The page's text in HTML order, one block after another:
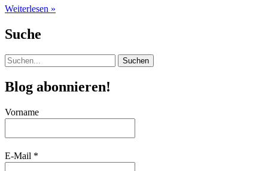
Karottensamenöl
Weiterlesen »
Suche
Suchen
nach:
Blog abonnieren!
Vorname
E-Mail *